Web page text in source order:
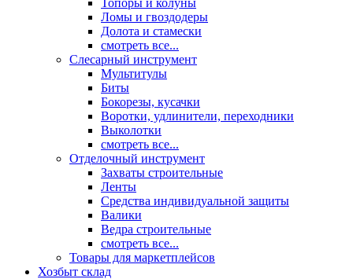
Топоры и колуны
Ломы и гвоздодеры
Долота и стамески
смотреть все...
Слесарный инструмент
Мультитулы
Биты
Бокорезы, кусачки
Воротки, удлинители, переходники
Выколотки
смотреть все...
Отделочный инструмент
Захваты строительные
Ленты
Средства индивидуальной защиты
Валики
Ведра строительные
смотреть все...
Товары для маркетплейсов
Хозбыт склад